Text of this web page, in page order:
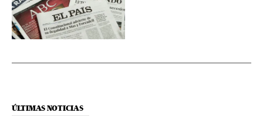
ÚLTIMAS NOTICIAS